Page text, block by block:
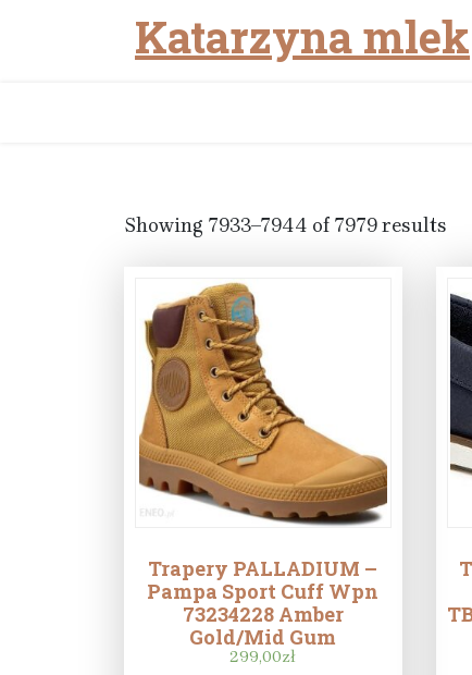
Katarzyna mlek
Showing 7933–7944 of 7979 results
Trapery PALLADIUM –
Pampa Sport Cuff Wpn
73234228 Amber
Gold/Mid Gum
299,00zł